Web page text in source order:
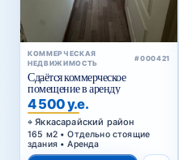
КОММЕРЧЕСКАЯ
НЕДВИЖИМОСТЬ
#000421
Сдаётся коммерческое
помещение в аренду
4 500 у.е.
Яккасарайский район
165 м2 • Отдельно стоящие
здания • Аренда